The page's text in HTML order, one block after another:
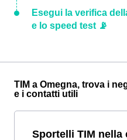
Esegui la verifica
e lo speed test 📡
TIM a Omegna, trova i
e i contatti utili
Sportelli TIM nella